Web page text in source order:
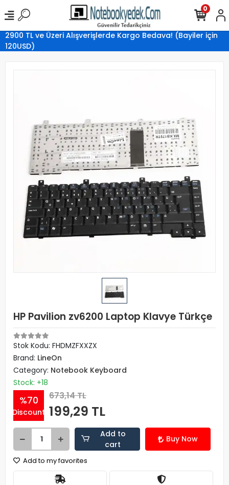
2900 TL ve Üzeri Alışverişlerde Kargo Bedava! (Bayiler için
120USD)
0
HP Pavilion zv6200 Laptop Klavye Türkçe
Stok Kodu: FHDMZFXXZX
Brand: LineOn
Category: Notebook Keyboard
Stock: +18
%70
Discount
673,14 TL
199,29 TL
Add to
cart
Buy Now
Add to my favorites